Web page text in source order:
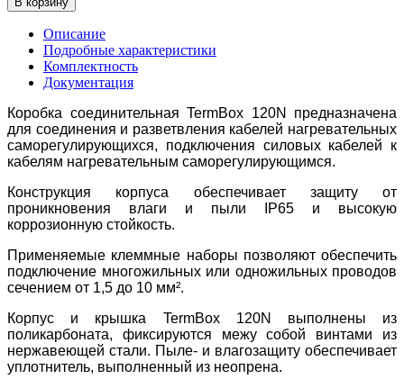
Описание
Подробные характеристики
Комплектность
Документация
Коробка соединительная TermBox 120N предназначена
для соединения и разветвления кабелей нагревательных
саморегулирующихся, подключения силовых кабелей к
кабелям нагревательным саморегулирующимся.
Конструкция корпуса обеспечивает защиту от
проникновения влаги и пыли IP65 и высокую
коррозионную стойкость.
Применяемые клеммные наборы позволяют обеспечить
подключение многожильных или одножильных проводов
сечением от 1,5 до 10 мм².
Корпус и крышка TermBox 120N выполнены из
поликарбоната, фиксируются межу собой винтами из
нержавеющей стали. Пыле- и влагозащиту обеспечивает
уплотнитель, выполненный из неопрена.